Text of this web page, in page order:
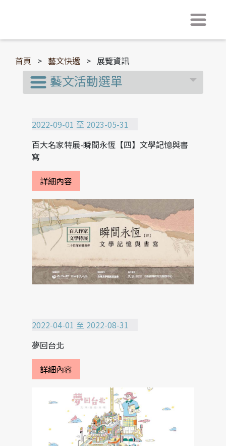
首頁 > 藝文快遞 > 展覽資訊
藝文活動選單
2022-09-01 至 2023-05-31
百大名家特展-瞬間永恆【四】文學記憶與書
寫
詳細內容
2022-04-01 至 2022-08-31
夢回台北
詳細內容